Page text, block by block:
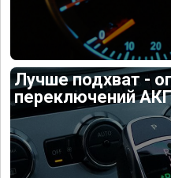
Лучше подхват -
переключений